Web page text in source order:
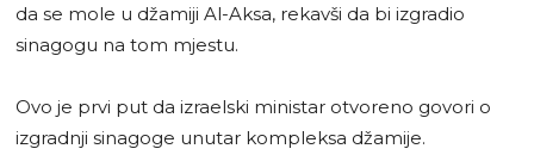
da se mole u džamiji Al-Aksa, rekavši da bi izgradio
sinagogu na tom mjestu.
Ovo je prvi put da izraelski ministar otvoreno govori o
izgradnji sinagoge unutar kompleksa džamije.